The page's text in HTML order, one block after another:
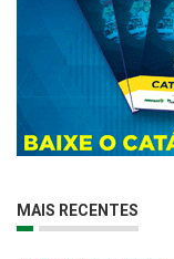
MAIS RECENTES